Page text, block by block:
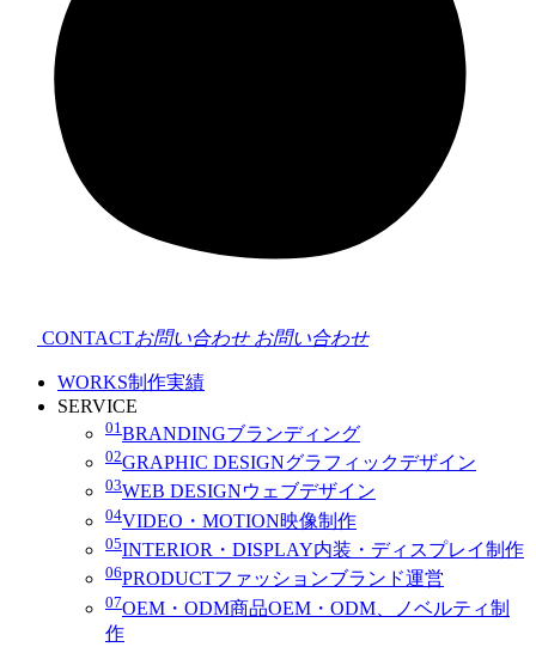
CONTACTお問い合わせ お問い合わせ
WORKS制作実績
SERVICE
01 BRANDINGブランディング
02GRAPHIC DESIGNグラフィックデザイン
03WEB DESIGNウェブデザイン
04VIDEO・MOTION映像制作
05INTERIOR・DISPLAY内装・ディスプレイ制作
06PRODUCTファッションブランド運営
07OEM・ODM商品OEM・ODM、ノベルティ制
作